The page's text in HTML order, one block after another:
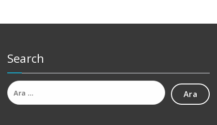
Search
Arama: